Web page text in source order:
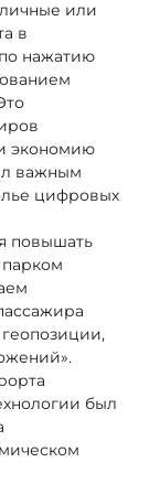
или
в
нажатию
экономию
важным
цифровых
повышать
был